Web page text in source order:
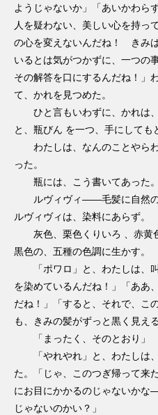
ようじゃないか」「あいかわら
人を疑わない、美しい心を持っ
の心を変えないんだね！ きみ
いるとは気がつかずに、一つの
その解答を口にするんだね！」
て、かれを見つめた。
ひと言もいわずに、かれは、
と、瓶びん を一つ、手にしても
わたしは、なんのことやらわ
った。
瓶には、こう書いてあった。
ルヴィヴィ――毛髪に自然の
ルヴィヴィは、染料にあらず。
灰色、栗色くりいろ 、赤黄色
黒色の、五種の色調に生かす。
「ポワロ」と、わたしは、叫
を染めているんだね！」「ああ
だね！」「すると、それで、こ
も、きみの髪がずっと黒く見え
「まったく、そのとおり」
「やれやれ」と、わたしは、
た。「じゃ、このつぎ帰って来
にお目にかかるのじゃないか
じゃないのかい？」